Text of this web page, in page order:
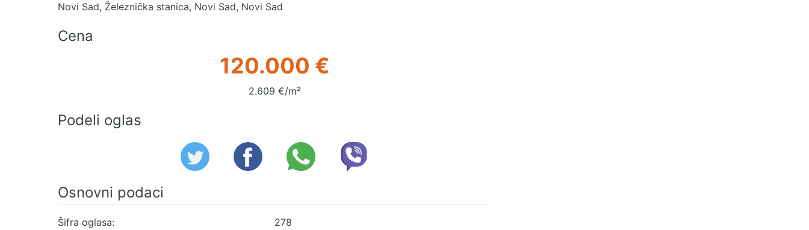
Novi Sad, Železnička stanica, Novi Sad, Novi Sad
Cena
120.000 €
2.609 €/m²
Podeli oglas
Osnovni podaci
Šifra oglasa:
278